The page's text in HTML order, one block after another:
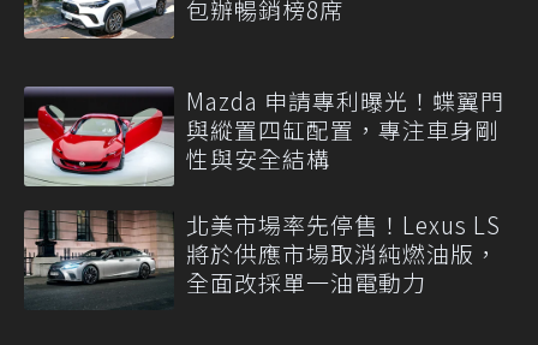
包辦暢銷榜8席
Mazda 申請專利曝光！蝶翼門
與縱置四缸配置，專注車身剛
性與安全結構
北美市場率先停售！Lexus LS
將於供應市場取消純燃油版，
全面改採單一油電動力